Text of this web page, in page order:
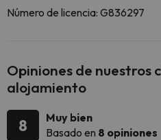
Número de licencia: G836297
Opiniones de nuestros
alojamiento
8
Muy bien
Basado en 8 opiniones